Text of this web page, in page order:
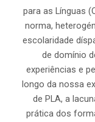
para as Línguas
norma,
escolaridade
de domínio
experiências e
longo da nossa
de PLA, a
prática dos